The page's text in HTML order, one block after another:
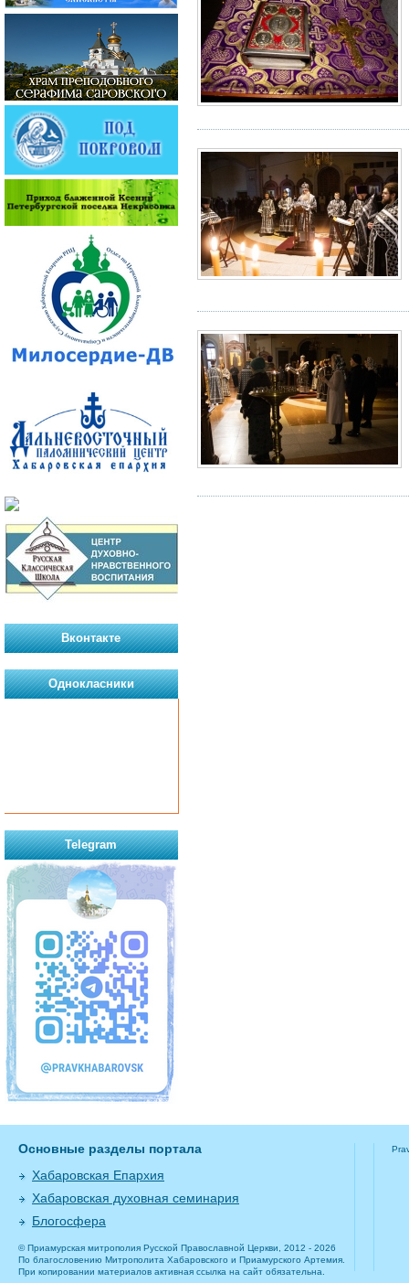
Вконтакте
Однокласники
Telegram
Основные разделы портала
Хабаровская Епархия
Хабаровская духовная семинария
Блогосфера
© Приамурская митрополия Русской Православной Церкви, 2012 - 2026
По благословению Митрополита Хабаровского и Приамурского Артемия.
При копировании материалов активная ссылка на сайт обязательна.